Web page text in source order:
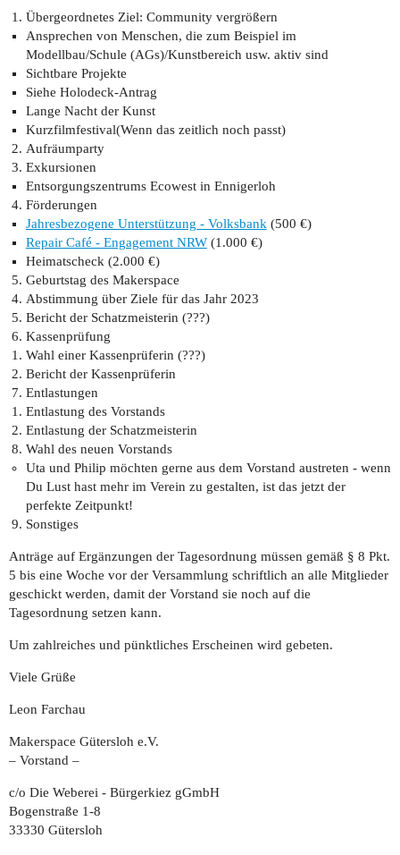
Übergeordnetes Ziel: Community vergrößern
Ansprechen von Menschen, die zum Beispiel im
Modellbau/Schule (AGs)/Kunstbereich usw. aktiv sind
Sichtbare Projekte
Siehe Holodeck-Antrag
Lange Nacht der Kunst
Kurzfilmfestival(Wenn das zeitlich noch passt)
Aufräumparty
Exkursionen
Entsorgungszentrums Ecowest in Ennigerloh
Förderungen
Jahresbezogene Unterstützung - Volksbank (500 €)
Repair Café - Engagement NRW(1.000 €)
Heimatscheck (2.000 €)
Geburtstag des Makerspace
Abstimmung über Ziele für das Jahr 2023
Bericht der Schatzmeisterin (???)
Kassenprüfung
Wahl einer Kassenprüferin (???)
Bericht der Kassenprüferin
Entlastungen
Entlastung des Vorstands
Entlastung der Schatzmeisterin
Wahl des neuen Vorstands
Uta und Philip möchten gerne aus dem Vorstand austreten - wenn
Du Lust hast mehr im Verein zu gestalten, ist das jetzt der
perfekte Zeitpunkt!
Sonstiges
Anträge auf Ergänzungen der Tagesordnung müssen gemäß § 8 Pkt.
5 bis eine Woche vor der Versammlung schriftlich an alle Mitglieder
geschickt werden, damit der Vorstand sie noch auf die
Tagesordnung setzen kann.
Um zahlreiches und pünktliches Erscheinen wird gebeten.
Viele Grüße
Leon Farchau
Makerspace Gütersloh e.V.
– Vorstand –
c/o Die Weberei - Bürgerkiez gGmbH
Bogenstraße 1-8
33330 Gütersloh